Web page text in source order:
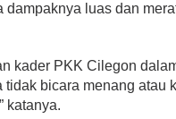
luas dan
kader PKK Cilegon
bicara menang atau
katanya.